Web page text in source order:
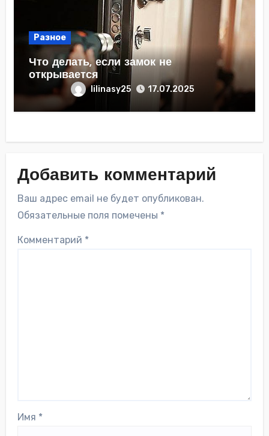
Разное
Что делать, если замок не
открывается
lilinasy25 17.07.2025
Добавить комментарий
Ваш адрес email не будет опубликован.
Обязательные поля помечены *
Комментарий *
Имя *